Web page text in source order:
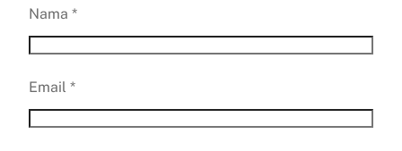
Nama *
Email *